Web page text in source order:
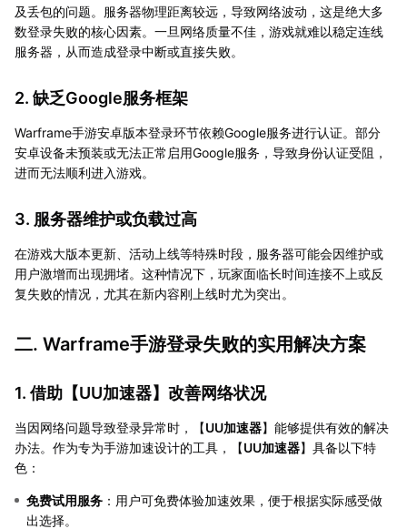
及丢包的问题。服务器物理距离较远，导致网络波动，这是绝大多
数登录失败的核心因素。一旦网络质量不佳，游戏就难以稳定连线
服务器，从而造成登录中断或直接失败。
2. 缺乏Google服务框架
Warframe手游安卓版本登录环节依赖Google服务进行认证。部分
安卓设备未预装或无法正常启用Google服务，导致身份认证受阻，
进而无法顺利进入游戏。
3. 服务器维护或负载过高
在游戏大版本更新、活动上线等特殊时段，服务器可能会因维护或
用户激增而出现拥堵。这种情况下，玩家面临长时间连接不上或反
复失败的情况，尤其在新内容刚上线时尤为突出。
二. Warframe手游登录失败的实用解决方案
1. 借助【UU加速器】改善网络状况
当因网络问题导致登录异常时，【UU加速器】能够提供有效的解决
办法。作为专为手游加速设计的工具，【UU加速器】具备以下特
色：
免费试用服务 ：用户可免费体验加速效果，便于根据实际感受做
出选择。